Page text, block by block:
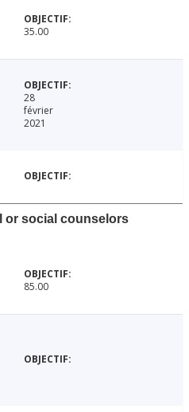
35.00
28
février
2021
or social counselors
85.00